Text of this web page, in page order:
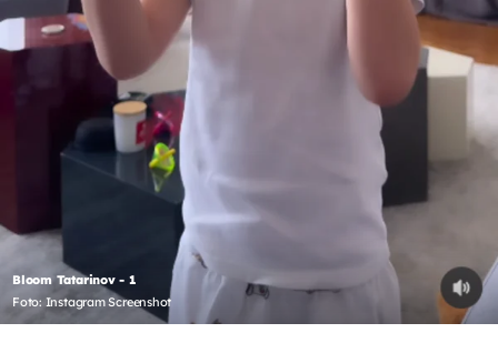
Bloom Tatarinov - 1
Foto: Instagram Screenshot